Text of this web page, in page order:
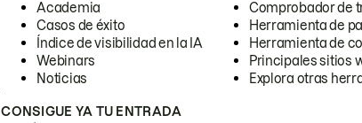
Academia
Casos de éxito
Índice de visibilidad en la IA
Webinars
Noticias
Comprobador de
Herramienta de
Herramienta de
Principales sitios
Explora otras
CONSIGUE YA TU ENTRADA